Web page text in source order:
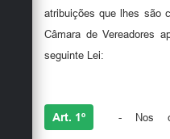
atribuições que lhes são
Câmara de Vereadores
seguinte Lei:
Art. 1º - Nos